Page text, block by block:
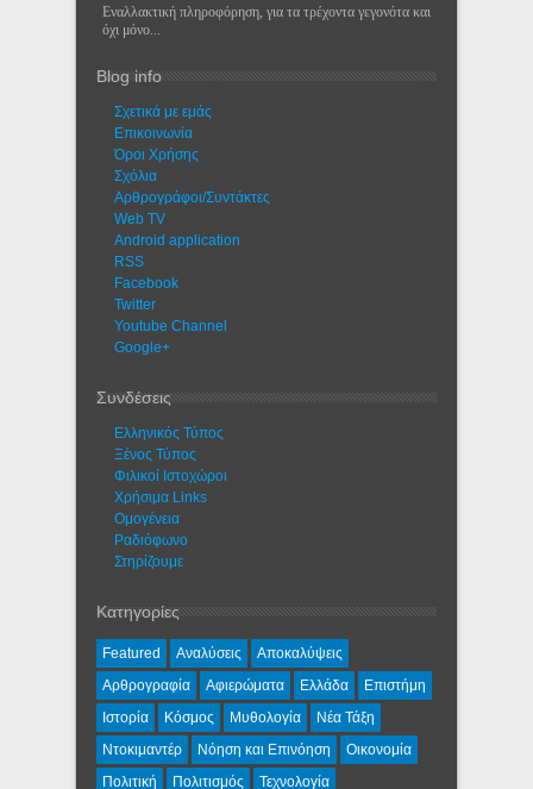
Εναλλακτική πληροφόρηση, για τα τρέχοντα γεγονότα και
όχι μόνο...
Blog info
Σχετικά με εμάς
Eπικοινωνία
Όροι Χρήσης
Σχόλια
Αρθρογράφοι/Συντάκτες
Web TV
Android application
RSS
Facebook
Twitter
Youtube Channel
Google+
Συνδέσεις
Ελληνικός Τύπος
Ξένος Τύπος
Φιλικοί Ιστοχώροι
Χρήσιμα Links
Ομογένεια
Ραδιόφωνο
Στηρίζουμε
Κατηγορίες
Featured Αναλύσεις
Αποκαλύψεις
Αρθρογραφία
Αφιερώματα Ελλάδα
Επιστήμη
Ιστορία
Κόσμος Μυθολογία
Νέα Τάξη
Ντοκιμαντέρ
Νόηση και Επινόηση
Οικονομία
Πολιτική
Πολιτισμός Τεχνολογία